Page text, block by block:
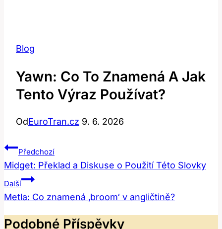
Blog
Yawn: Co To Znamená A Jak
Tento Výraz Používat?
OdEuroTran.cz 9. 6. 2026
Navigace
Pro
Příspěvek
Předchozí
Midget: Překlad a Diskuse o Použití Této Slovky
Další
Metla: Co znamená ‚broom‘ v angličtině?
Podobné Příspěvky